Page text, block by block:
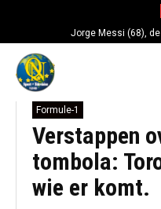
Jorge Messi (68),
Formule-1
Verstappen
tombola:
wie er komt.